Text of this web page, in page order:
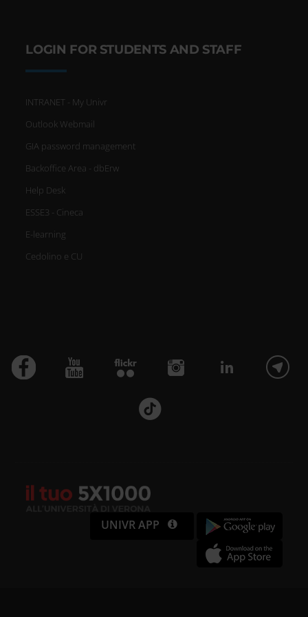
LOGIN FOR STUDENTS AND STAFF
INTRANET - My Univr
Outlook Webmail
GIA password management
Backoffice Area - dbErw
Help Desk
ESSE3 - Cineca
E-learning
Cedolino e CU
UNIVR APP